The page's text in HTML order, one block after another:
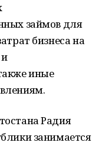
займов для
бизнеса на
иные
Радия
занимается